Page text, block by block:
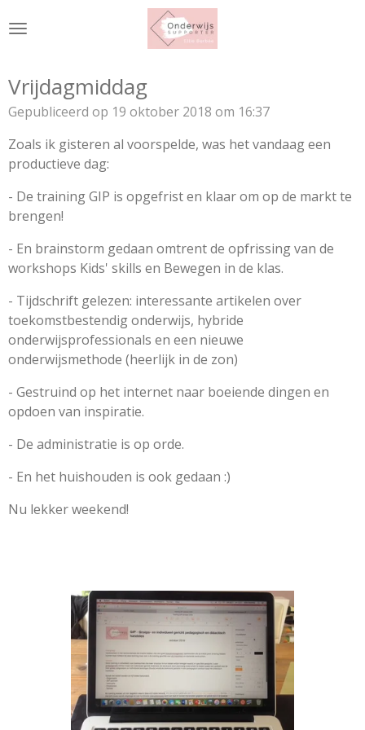
direct
hoofdinhoud
Vrijdagmiddag
Gepubliceerd op 19 oktober 2018 om 16:37
Zoals ik gisteren al voorspelde, was het vandaag een
productieve dag:
- De training GIP is opgefrist en klaar om op de markt te
brengen!
- En brainstorm gedaan omtrent de opfrissing van de
workshops Kids' skills en Bewegen in de klas.
- Tijdschrift gelezen: interessante artikelen over
toekomstbestendig onderwijs, hybride
onderwijsprofessionals en een nieuwe
onderwijsmethode (heerlijk in de zon)
- Gestruind op het internet naar boeiende dingen en
opdoen van inspiratie.
- De administratie is op orde.
- En het huishouden is ook gedaan :)
Nu lekker weekend!